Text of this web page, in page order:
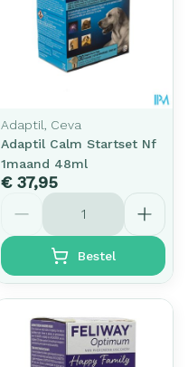
Adaptil, Ceva
Adaptil Calm Startset Nf
1maand 48ml
€ 37,95
Aantal
Bestel